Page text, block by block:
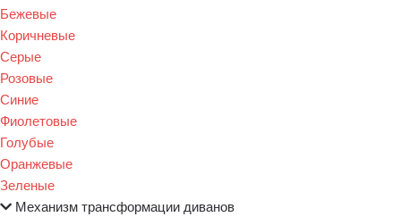
Бежевые
Коричневые
Серые
Розовые
Синие
Фиолетовые
Голубые
Оранжевые
Зеленые
Механизм трансформации диванов